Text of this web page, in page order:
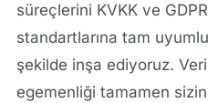
süreçlerini KVKK ve GDPR
standartlarına tam uyumlu
şekilde inşa ediyoruz. Veri
egemenliği tamamen sizin